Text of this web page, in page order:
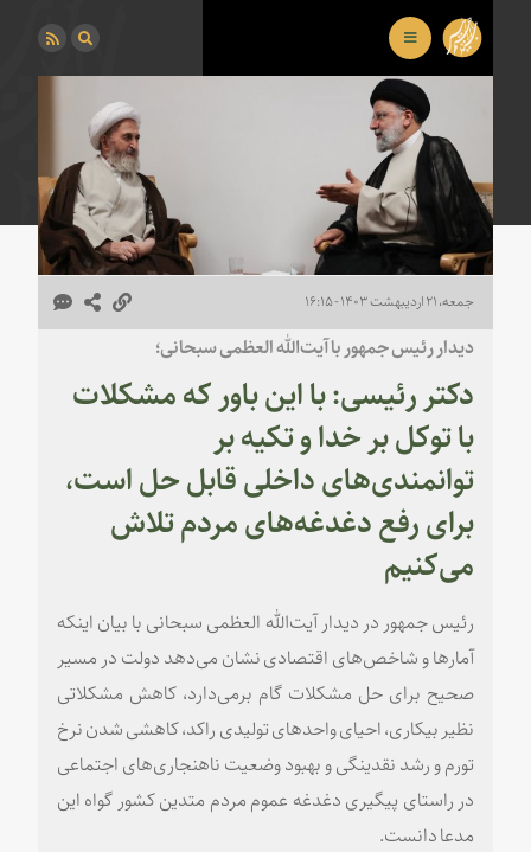
جمعه، ۲۱ اردیبهشت ۱۴۰۳ - ۱۶:۱۵
دیدار رئیس جمهور با آیت‌الله العظمی سبحانی؛
دکتر رئیسی: با این باور که مشکلات
با توکل بر خدا و تکیه بر
توانمندی‌های داخلی قابل حل است،
برای رفع دغدغه‌های مردم تلاش
می‌کنیم
رئیس جمهور در دیدار آیت‌الله العظمی سبحانی با بیان اینکه
آمارها و شاخص‌های اقتصادی نشان می‌دهد دولت در مسیر
صحیح برای حل مشکلات گام برمی‌دارد، کاهش مشکلاتی
نظیر بیکاری، احیای واحدهای تولیدی راکد، کاهشی شدن نرخ
تورم و رشد نقدینگی و بهبود وضعیت ناهنجاری‌های اجتماعی
در راستای پیگیری دغدغه عموم مردم متدین کشور گواه این
مدعا دانست.